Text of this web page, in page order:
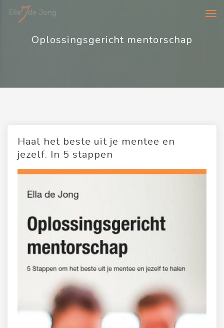
Oplossingsgericht mentorschap
Haal het beste uit je mentee en
jezelf. In 5 stappen